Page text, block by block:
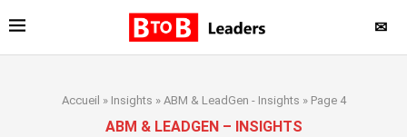
✉
Accueil » Insights » ABM & LeadGen - Insights » Page 4
ABM & LEADGEN – INSIGHTS